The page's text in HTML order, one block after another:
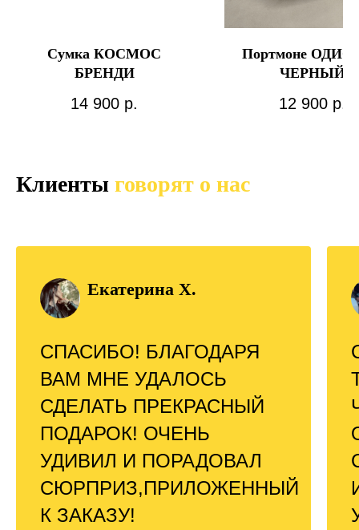
Сумка КОСМОС
БРЕНДИ
14 900 р.
Портмоне
ЧЕРНЫЙ
12 900 р.
Клиенты говорят о нас
Екатерина Х.
СПАСИБО! БЛАГОДАРЯ
ВАМ МНЕ УДАЛОСЬ
СДЕЛАТЬ ПРЕКРАСНЫЙ
ПОДАРОК! ОЧЕНЬ
УДИВИЛ И ПОРАДОВАЛ
СЮРПРИЗ,ПРИЛОЖЕННЫЙ
К ЗАКАЗУ!